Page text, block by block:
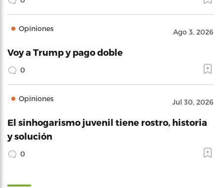
Opiniones Ago 3, 2026
Voy a Trump y pago doble
0
Opiniones Jul 30, 2026
El sinhogarismo juvenil tiene rostro, historia
y solución
0